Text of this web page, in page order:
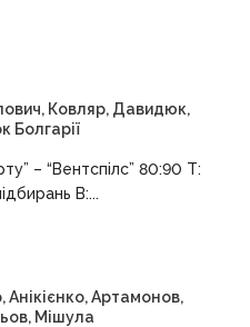
Ковляр, Давидюк,
Болгарії
– “Вентспілс” 80:90 Т:
В:...
Анікієнко, Артамонов,
Мішула